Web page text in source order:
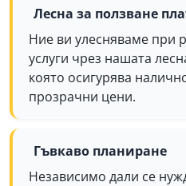
Лесна за ползване
Ние ви улесняваме при
услуги чрез нашата
която осигурява
прозрачни цени.
Гъвкаво планиране
Независимо дали се